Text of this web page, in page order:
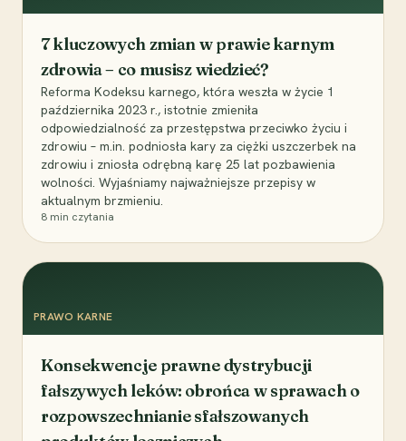
7 kluczowych zmian w prawie karnym
zdrowia – co musisz wiedzieć?
Reforma Kodeksu karnego, która weszła w życie 1
października 2023 r., istotnie zmieniła
odpowiedzialność za przestępstwa przeciwko życiu i
zdrowiu – m.in. podniosła kary za ciężki uszczerbek na
zdrowiu i zniosła odrębną karę 25 lat pozbawienia
wolności. Wyjaśniamy najważniejsze przepisy w
aktualnym brzmieniu.
8 min czytania
PRAWO KARNE
Konsekwencje prawne dystrybucji
fałszywych leków: obrońca w sprawach o
rozpowszechnianie sfałszowanych